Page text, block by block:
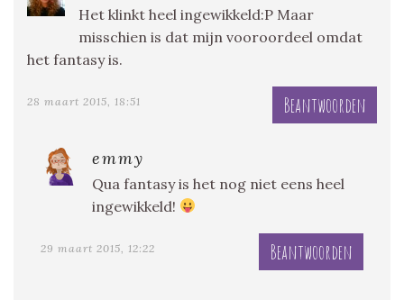
Het klinkt heel ingewikkeld:P Maar
misschien is dat mijn vooroordeel omdat
het fantasy is.
28 maart 2015, 18:51 Beantwoorden
emmy
Qua fantasy is het nog niet eens heel
ingewikkeld!
29 maart 2015, 12:22 Beantwoorden